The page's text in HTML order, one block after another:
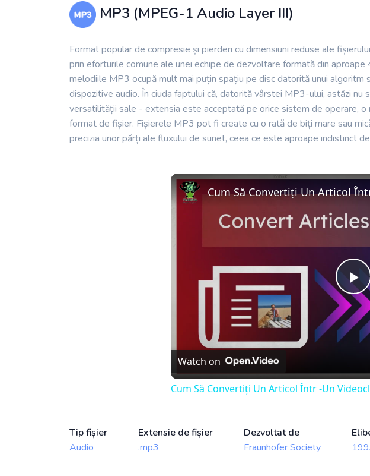
MP3 (MPEG-1 Audio Layer III)
Format popular de compresie și pierderi cu dimensiuni reduse ale
prin eforturile comune ale unei echipe de dezvoltare formată din
melodiile MP3 ocupă mult mai puțin spațiu pe disc datorită unui
dispozitive audio. În ciuda faptului că, datorită vârstei MP3-ului, astăzi
versatilității sale - extensia este acceptată pe orice sistem de operare,
format de fișier. Fișierele MP3 pot fi create cu o rată de biți mare sau
precizia unor părți ale fluxului de sunet, ceea ce este aproape indistinct
Watch on
Cum Să Convertiți Un Articol Într -Un
Tip fișier
Audio
Extensie de fișier
.mp3
Dezvoltat de
Fraunhofer Society